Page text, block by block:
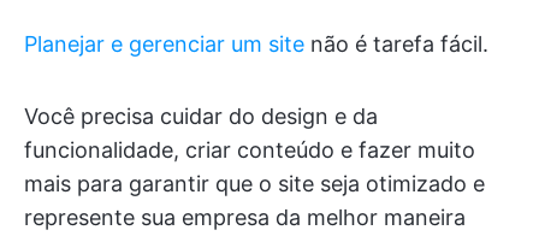
Planejar e gerenciar um site não é tarefa fácil.
Você precisa cuidar do design e da
funcionalidade, criar conteúdo e fazer muito
mais para garantir que o site seja otimizado e
represente sua empresa da melhor maneira